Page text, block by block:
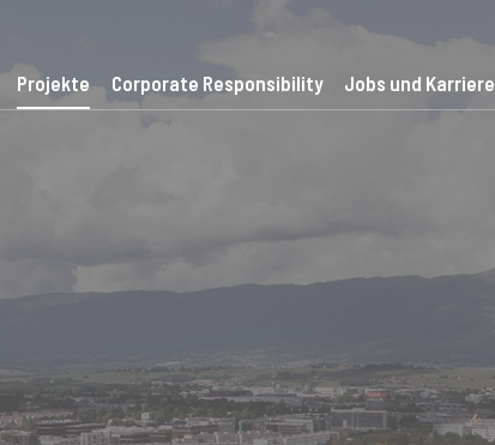
Projekte Corporate Responsibility Jobs und Karriere